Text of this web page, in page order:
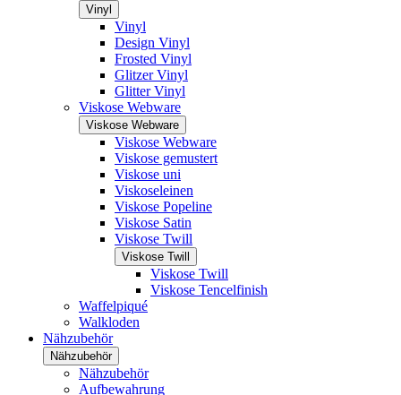
Vinyl
Vinyl
Design Vinyl
Frosted Vinyl
Glitzer Vinyl
Glitter Vinyl
Viskose Webware
Viskose Webware
Viskose Webware
Viskose gemustert
Viskose uni
Viskoseleinen
Viskose Popeline
Viskose Satin
Viskose Twill
Viskose Twill
Viskose Twill
Viskose Tencelfinish
Waffelpiqué
Walkloden
Nähzubehör
Nähzubehör
Nähzubehör
Aufbewahrung